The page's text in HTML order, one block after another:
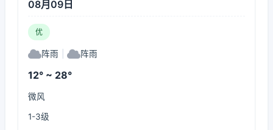
08月09日
优
阵雨 阵雨
12° ~ 28°
微风
1-3级